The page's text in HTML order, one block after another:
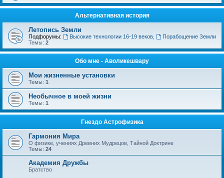
Альтернативная история
Летопись Земли
Подфорумы: Высокие технологии 16-19 веков,
Порабощение Земли
Темы: 2
Обо мне - Аволикешвару
Мои жизненные установки
Темы: 1
Необычное в моей жизни
Темы: 1
Гнездо Астрофизика
Гармония Мира
О физике, учениях Древних Мудрецов, Тайной Доктрине
Темы: 24
Академия Дружбы
Братство